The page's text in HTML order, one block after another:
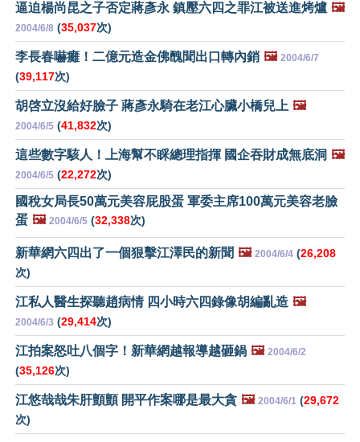
逼迫楊尚昆之子否定蔣彥永 鎮壓六四之罪江被送進烤爐 🖼️
2004/6/8 (35,037次)
李長春嚇癱！二億元造金佛醜聞出口轉內銷 🖼️ 2004/6/7
(39,117次)
胡啓立沒給好臉子 蔣彥永騎在老江心臟小橋兒上 🖼️
2004/6/5 (41,832次)
這些數字駭人！上海幫不睬總理指揮 國企吞財成無底洞 🖼️
2004/6/5 (22,272次)
國稅女局長50萬元美容屁股蛋 軍委主席100萬元美容老臉
蛋 🖼️ 2004/6/5 (32,338次)
新華網六四出了一個狠擊江澤民的新聞 🖼️ 2004/6/4 (26,208
次)
江私人醫生探聽趙病情 四小時六四錄像胡編亂造 🖼️
2004/6/3 (29,414次)
江拍案怒吐八個字！新華網越報導越砸鍋 🖼️ 2004/6/2
(35,126次)
江悠哉哉朱肝顫顫 開平作案哪是最大貪 🖼️ 2004/6/1 (29,672
次)